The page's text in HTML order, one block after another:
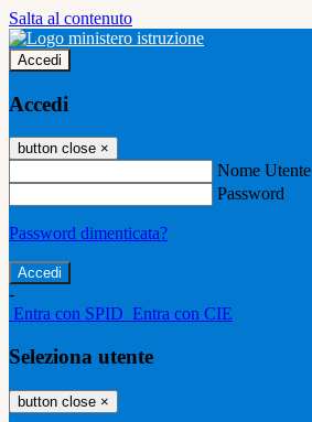
Salta al contenuto
Accedi
Accedi
button close ×
Nome Utente
Password
Password dimenticata?
-
Entra con SPID Entra con CIE
Seleziona utente
button close ×